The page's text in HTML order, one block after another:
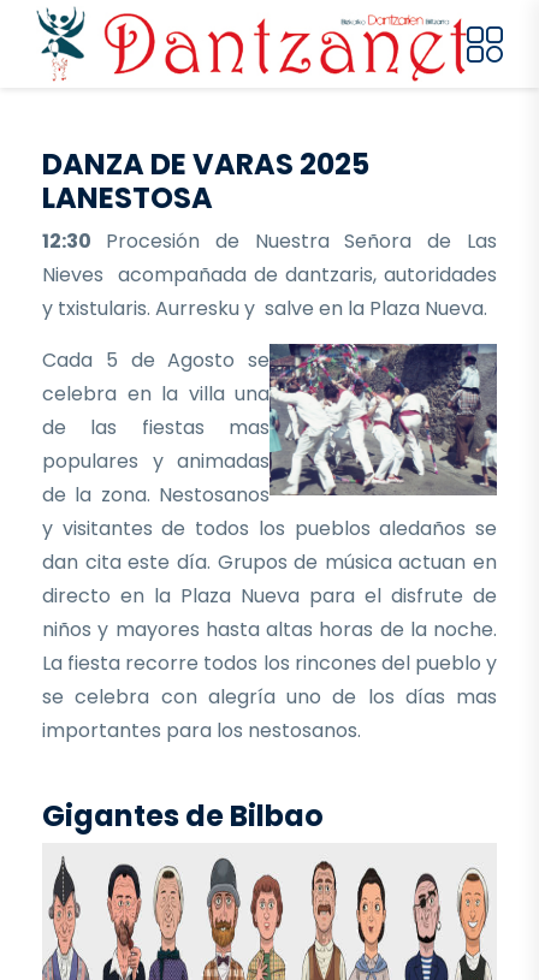
Pasar al contenido principal
DANZA DE VARAS 2025
LANESTOSA
12:30 Procesión de Nuestra Señora de Las
Nieves acompañada de dantzaris, autoridades
y txistularis. Aurresku y salve en la Plaza Nueva.
Cada 5 de Agosto se
celebra en la villa una
de las fiestas mas
populares y animadas
de la zona. Nestosanos
y visitantes de todos los pueblos aledaños se
dan cita este día. Grupos de música actuan en
directo en la Plaza Nueva para el disfrute de
niños y mayores hasta altas horas de la noche.
La fiesta recorre todos los rincones del pueblo y
se celebra con alegría uno de los días mas
importantes para los nestosanos.
Gigantes de Bilbao